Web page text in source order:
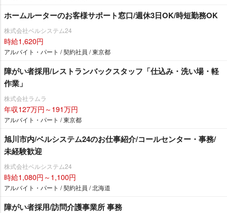
ホームルーターのお客様サポート窓口/週休3日OK/時短勤務OK
株式会社ベルシステム24
時給1,620円
アルバイト・パート / 契約社員 / 東京都
障がい者採用/レストランバックスタッフ「仕込み・洗い場・軽
作業」
株式会社ラムラ
年収127万円～191万円
アルバイト・パート / 東京都
旭川市内/ベルシステム24のお仕事紹介/コールセンター・事務/
未経験歓迎
株式会社ベルシステム24
時給1,080円～1,100円
アルバイト・パート / 契約社員 / 北海道
障がい者採用/訪問介護事業所 事務